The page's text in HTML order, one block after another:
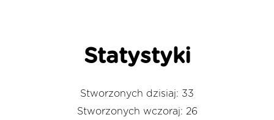
Statystyki
Stworzonych dzisiaj: 33
Stworzonych wczoraj: 26